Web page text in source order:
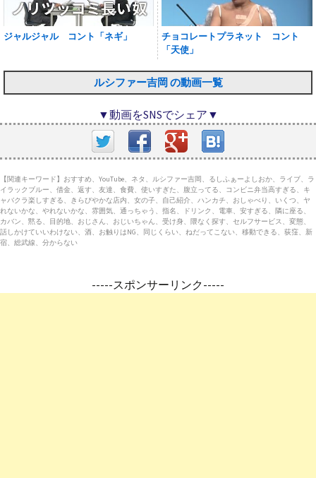
ジャルジャル コント「ネギ」
チョコレートプラネット コント
「天使」
ルシファー吉岡 の動画一覧
▼動画をSNSでシェア▼
【関連キーワード】おすすめ、YouTube、ネタ、ルシファー吉岡、るしふぁーよしおか、ライブ、ラ
イラックブルー、借金、返す、友達、食費、使いすぎた、腹立ってる、コンビニ弁当高すぎる、キ
ャバクラ楽しすぎる、きらびやかな店内、女の子、自己紹介、ハンカチ、おしゃべり、いくつ、ヤ
れないかな、やれないかな、雰囲気、通っちゃう、指名、ドリンク、電車、安すぎる、隣に座る、
カバン、黙る、目的地、おじさん、おじいちゃん、受け身、隈なく探す、セルフサービス、変態、
話しかけていいわけない、酒、お触りはNG、同じくらい、ねだってこない、移動できる、荻窪、新
宿、総武線、分からない
-----スポンサーリンク-----